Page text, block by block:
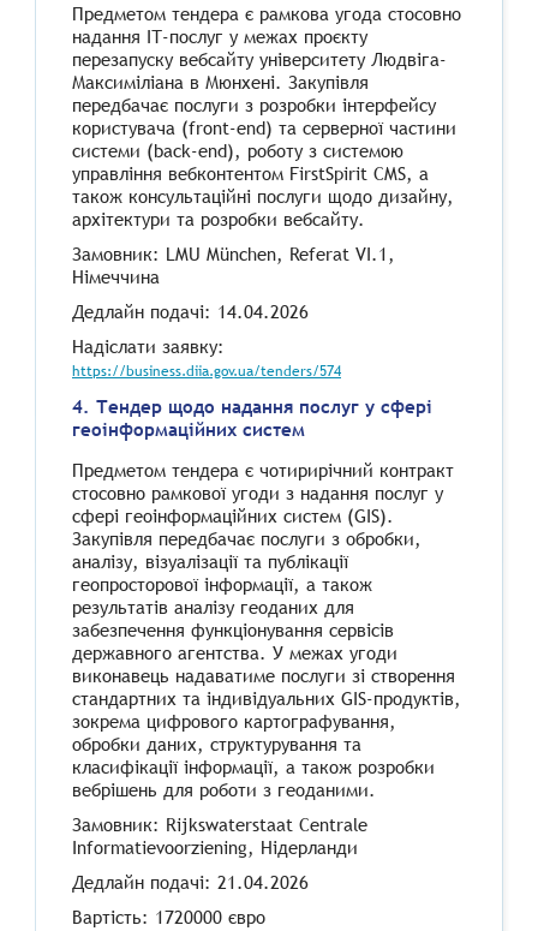
Предметом тендера є рамкова угода стосовно
надання ІТ-послуг у межах проєкту
перезапуску вебсайту університету Людвіга-
Максиміліана в Мюнхені. Закупівля
передбачає послуги з розробки інтерфейсу
користувача (front-end) та серверної частини
системи (back-end), роботу з системою
управління вебконтентом FirstSpirit CMS, а
також консультаційні послуги щодо дизайну,
архітектури та розробки вебсайту.
Замовник: LMU München, Referat VI.1,
Німеччина
Дедлайн подачі: 14.04.2026
Надіслати заявку:
https://business.diia.gov.ua/tenders/574
4. Тендер щодо надання послуг у сфері
геоінформаційних систем
Предметом тендера є чотирирічний контракт
стосовно рамкової угоди з надання послуг у
сфері геоінформаційних систем (GIS).
Закупівля передбачає послуги з обробки,
аналізу, візуалізації та публікації
геопросторової інформації, а також
результатів аналізу геоданих для
забезпечення функціонування сервісів
державного агентства. У межах угоди
виконавець надаватиме послуги зі створення
стандартних та індивідуальних GIS-продуктів,
зокрема цифрового картографування,
обробки даних, структурування та
класифікації інформації, а також розробки
вебрішень для роботи з геоданими.
Замовник: Rijkswaterstaat Centrale
Informatievoorziening, Нідерланди
Дедлайн подачі: 21.04.2026
Вартість: 1720000 євро